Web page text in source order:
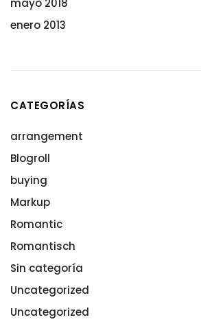
enero 2013
CATEGORÍAS
arrangement
Blogroll
buying
Markup
Romantic
Romantisch
Sin categoría
Uncategorized
Uncategorized